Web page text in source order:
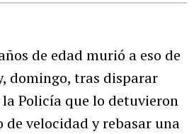
de edad murió a eso de
domingo, tras disparar
Policía que lo detuvieron
de velocidad y rebasar una